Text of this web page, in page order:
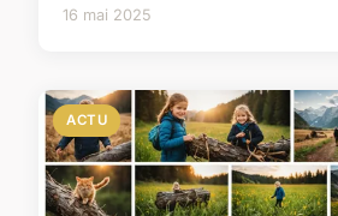
16 mai 2025
ACTU